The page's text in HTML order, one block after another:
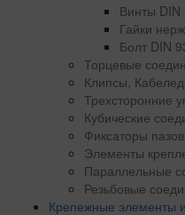
Винты
Гайки
Болт DIN
Торцевые
Клипсы,
Трехсторонние
Кубические
Фиксаторы
Элементы
Параллельные
Резьбовые
Крепежные элементы